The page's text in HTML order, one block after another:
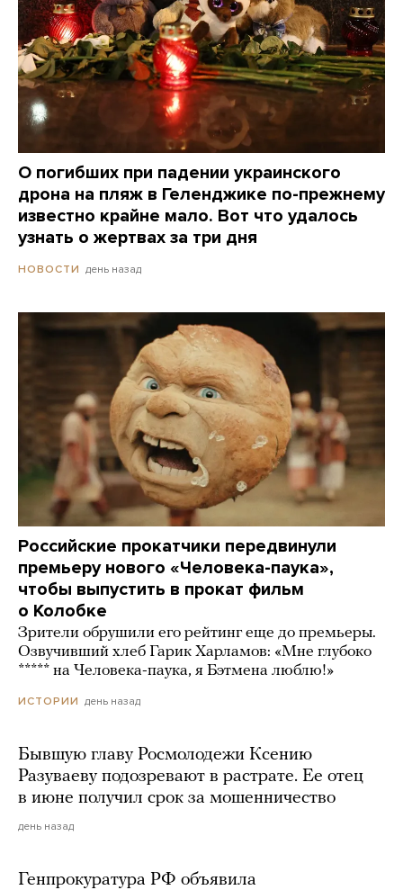
О погибших при падении украинского
дрона на пляж в Геленджике по-прежнему
известно крайне мало. Вот что удалось
узнать о жертвах за три дня
НОВОСТИ день назад
Российские прокатчики передвинули
премьеру нового «Человека-паука»,
чтобы выпустить в прокат фильм
о Колобке
Зрители обрушили его рейтинг еще до премьеры.
Озвучивший хлеб Гарик Харламов: «Мне глубоко
***** на Человека-паука, я Бэтмена люблю!»
ИСТОРИИ день назад
Бывшую главу Росмолодежи Ксению
Разуваеву подозревают в растрате. Ее отец
в июне получил срок за мошенничество
день назад
Генпрокуратура РФ объявила